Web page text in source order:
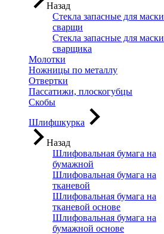
Назад
Стекла запасные для маски
сварщи
Стекла запасные для маски
сварщика
Молотки
Ножницы по металлу
Отвертки
Пассатижи, плоскогубцы
Скобы
Шлифшкурка
Назад
Шлифовальная бумага на
бумажной
Шлифовальная бумага на
тканевой
Шлифовальная бумага на
тканевой основе
Шлифовальная бумага на
бумажной основе